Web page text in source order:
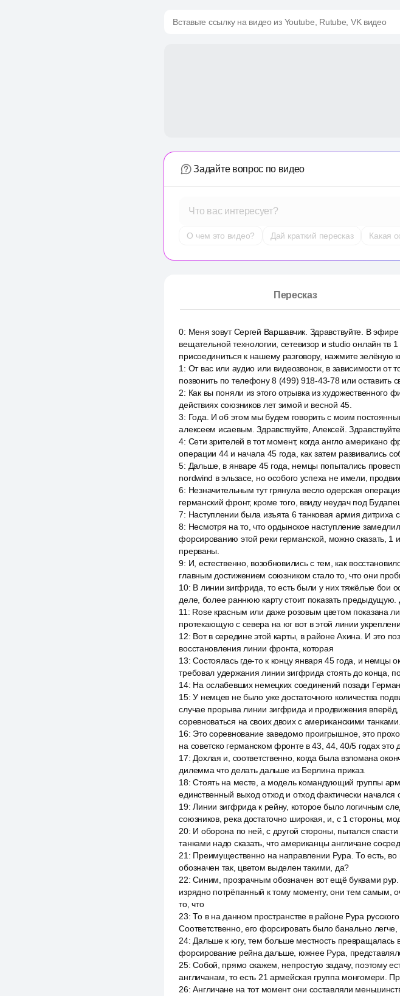
Вставьте ссылку на видео из Youtube, Rutube, VK видео
Задайте вопрос по видео
Что вас интересует?
О чем это видео? Дай краткий пересказ Какая
Пересказ
0: Меня зовут Сергей Варшавчик. Здравствуйте. В
вещательной технологии, сетевизор и studio онлайн тв
присоединиться к нашему разговору, нажмите
1 : От вас или аудио или видеозвонок, в зависимости от
позвонить по телефону 8 (499) 918-43-78 или оставить
2: Как вы поняли из этого отрывка из художественного
действиях союзников лет зимой и весной 45.
3: Года. И об этом мы будем говорить с моим
алексеем исаевым. Здравствуйте, Алексей.
4: Сети зрителей в тот момент, когда англо американо
операции 44 и начала 45 года, как затем развивались
5: Дальше, в январе 45 года, немцы попытались
nordwind в эльзасе, но особого успеха не имели,
6: Незначительным тут грянула весло одерская
германский фронт, кроме того, ввиду неудач под
7: Наступлении была изъята 6 танковая армия дитриха
8: Несмотря на то, что ордынское наступление
форсированию этой реки германской, можно сказать,
прерваны.
9: И, естественно, возобновились с тем, как
главным достижением союзником стало то, что они
10: В линии зигфрида, то есть были у них тяжёлые бои
деле, более раннюю карту стоит показать
11 : Rose красным или даже розовым цветом показана
протекающую с севера на юг вот в этой линии
12: Вот в середине этой карты, в районе Ахина. И это
восстановления линии фронта, которая
13:Состоялась где-то к концу января 45 года, и
требовал удержания линии зигфрида стоять до конца,
14: На ослабевших немецких соединений позади
15:У немцев не было уже достаточного количества
случае прорыва линии зигфрида и продвижения
соревноваться на своих двоих с американскими танками.
16: Это соревнование заведомо проигрышное, это
на советско германском фронте в 43, 44, 40/5 годах это
17: Дохлая и, соответственно, когда была взломана
дилемма что делать дальше из Берлина приказ.
18:Стоять на месте, а модель командующий группы
единственный выход отход и отход фактически начался
19:Линии зигфрида к рейну, которое было логичным
союзников, река достаточно широкая, и, с 1 стороны,
20: И оборона по ней, с другой стороны, пытался
танками надо сказать, что американцы англичане
21 : Преимущественно на направлении Рура. То есть,
обозначен так, цветом выделен такими, да?
22:Синим, прозрачным обозначен вот ещё буквами
изрядно потрёпанный к тому моменту, они тем самым,
то, что
23:То в на данном пространстве в районе Рура
Соответственно, его форсировать было банально
24: Дальше к югу, тем больше местность превращалась
форсирование рейна дальше, южнее Рура,
25:Собой, прямо скажем, непростую задачу, поэтому
англичанам, то есть 21 армейская группа монгомери.
26:Англичане на тот момент они составляли